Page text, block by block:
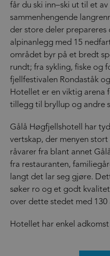
får du ski inn–ski ut til et
sammenhengende
der store deler
alpinanlegg med 15
området byr på et bredt
rundt; fra sykling, fiske og
fjellfestivalen Rondaståk
Hotellet er en viktig arena
tillegg til bryllup og andre
Gålå Høgfjellshotell har
vertskap, der menyen
råvarer fra blant annet
fra restauranten,
langt det lar seg gjøre.
søker ro og et godt
over dette stedet med
Hotellet har enkel